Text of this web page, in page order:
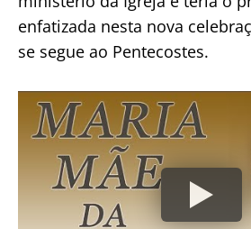
enfatizada nesta nova
se segue ao Pentecostes.